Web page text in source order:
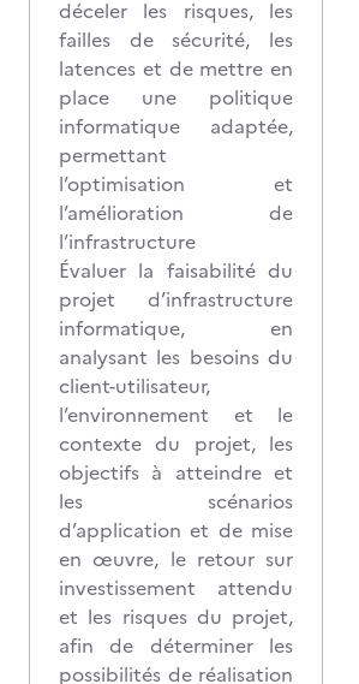
déceler les risques, les
failles de sécurité, les
latences et de mettre en
place une politique
informatique adaptée,
permettant
l’optimisation et
l’amélioration de
l’infrastructure
Évaluer la faisabilité du
projet d’infrastructure
informatique, en
analysant les besoins du
client-utilisateur,
l’environnement et le
contexte du projet, les
objectifs à atteindre et
les scénarios
d’application et de mise
en œuvre, le retour sur
investissement attendu
et les risques du projet,
afin de déterminer les
possibilités de réalisation